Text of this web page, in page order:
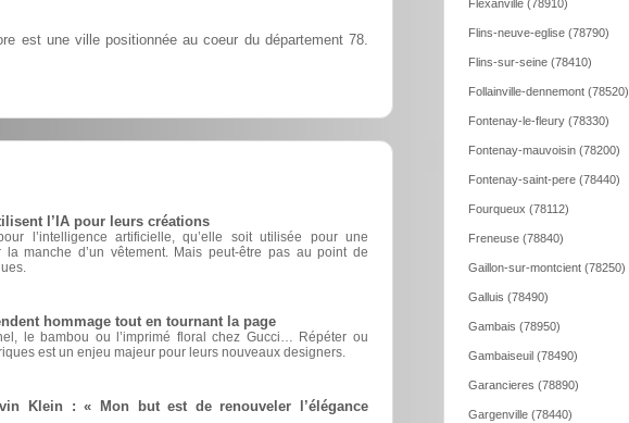
est une ville positionnée au coeur du département 78.
l’IA pour leurs créations
l’intelligence artificielle, qu’elle soit utilisée pour une
manche d’un vêtement. Mais peut-être pas au point de
hommage tout en tournant la page
le bambou ou l’imprimé floral chez Gucci… Répéter ou
est un enjeu majeur pour leurs nouveaux designers.
Klein : « Mon but est de renouveler l’élégance
Flexanville (78910)
Flins-neuve-eglise (78790)
Flins-sur-seine (78410)
Follainville-dennemont (78520)
Fontenay-le-fleury (78330)
Fontenay-mauvoisin (78200)
Fontenay-saint-pere (78440)
Fourqueux (78112)
Freneuse (78840)
Gaillon-sur-montcient (78250)
Galluis (78490)
Gambais (78950)
Gambaiseuil (78490)
Garancieres (78890)
Gargenville (78440)